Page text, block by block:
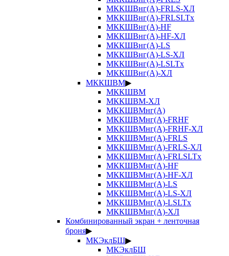
МККШВнг(А)-FRLS-ХЛ
МККШВнг(А)-FRLSLTx
МККШВнг(А)-HF
МККШВнг(А)-HF-ХЛ
МККШВнг(А)-LS
МККШВнг(А)-LS-ХЛ
МККШВнг(А)-LSLTx
МККШВнг(А)-ХЛ
МККШВМ▶
МККШВМ
МККШВМ-ХЛ
МККШВМнг(А)
МККШВМнг(А)-FRHF
МККШВМнг(А)-FRHF-ХЛ
МККШВМнг(А)-FRLS
МККШВМнг(А)-FRLS-ХЛ
МККШВМнг(А)-FRLSLTx
МККШВМнг(А)-HF
МККШВМнг(А)-HF-ХЛ
МККШВМнг(А)-LS
МККШВМнг(А)-LS-ХЛ
МККШВМнг(А)-LSLTx
МККШВМнг(А)-ХЛ
Комбинированный экран + ленточная
броня▶
МКЭклБШ▶
МКЭклБШ